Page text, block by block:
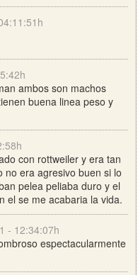
ambos son machos
buena linea peso y
con rottweiler y era tan
no era agresivo buen si lo
pelea peliaba duro y el
el se me acabaria la vida.
- 12:34:07h
espectacularmente